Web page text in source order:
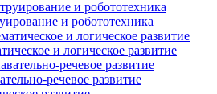
и робототехника
и логическое развитие
речевое развитие